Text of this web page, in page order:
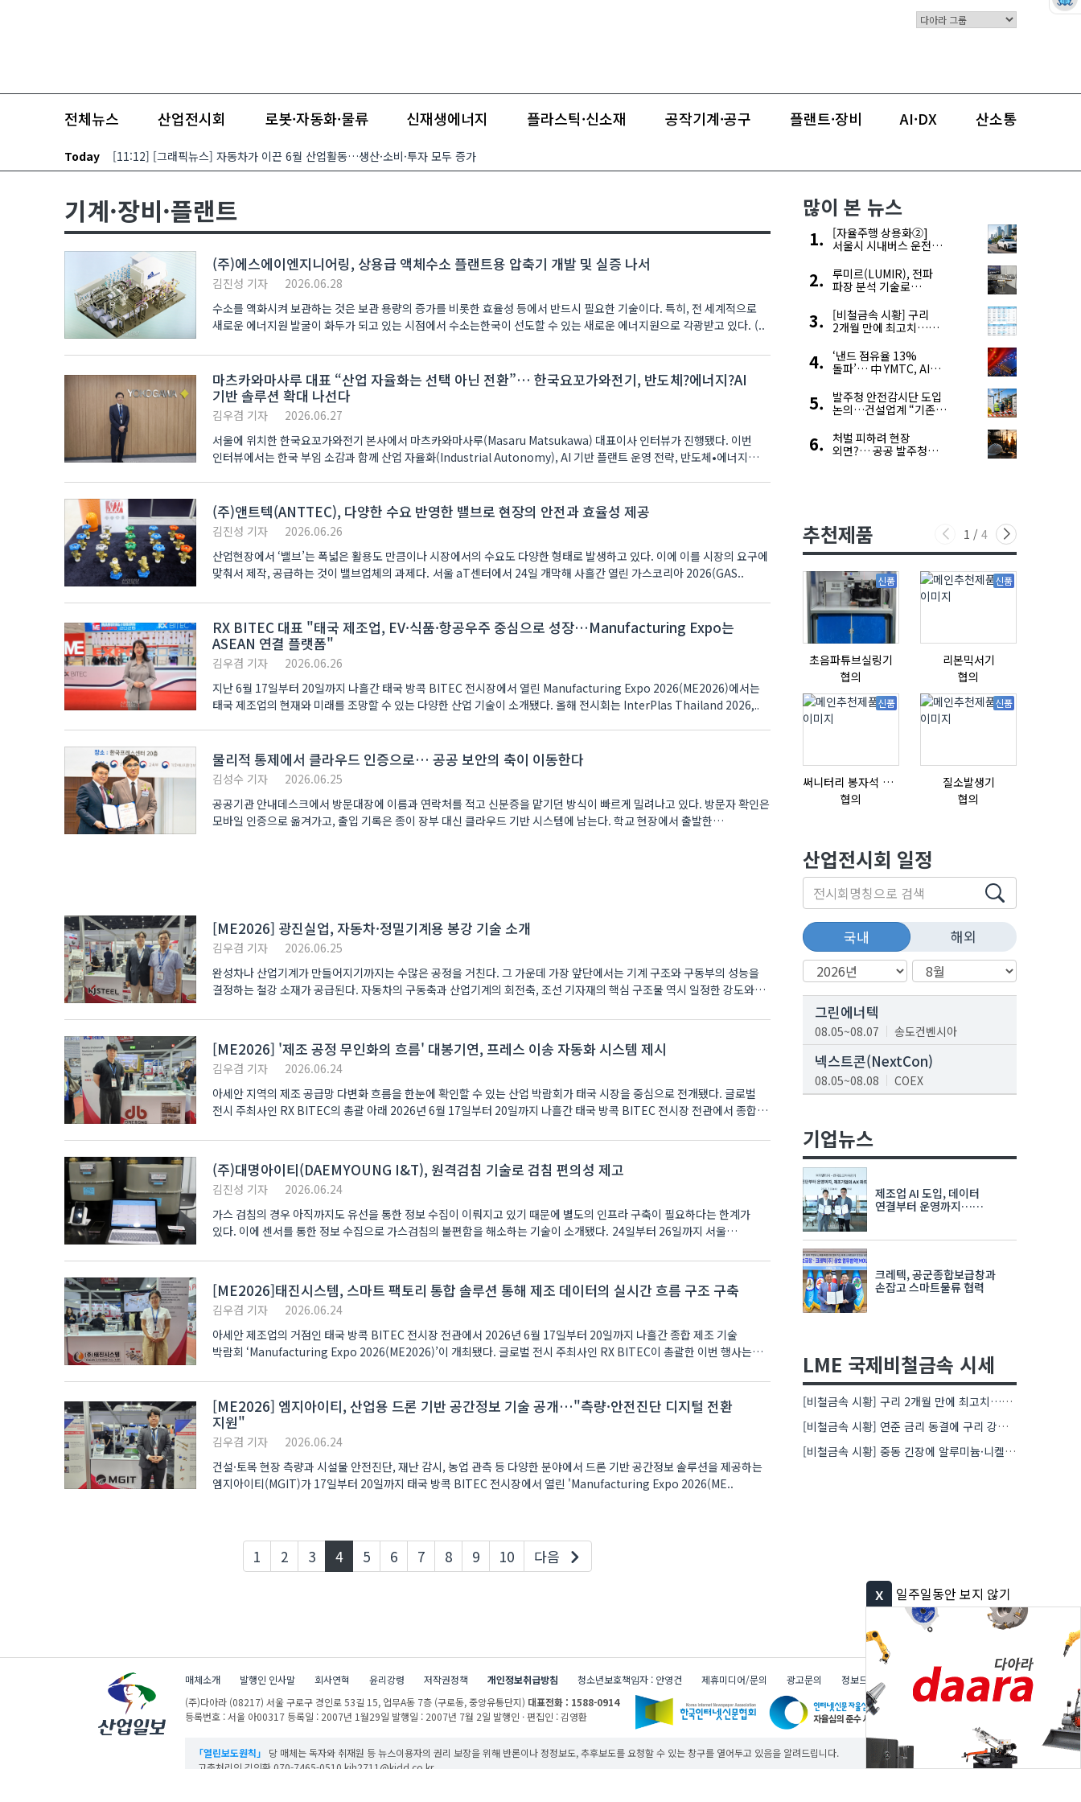
전체뉴스 산업전시회 로봇·자동화·물류 신재생에너지 플라스틱·신소재 공작기계·공구 플랜트·장비 AI·DX 산소통
Today [11:12] [그래픽뉴스] 자동차가 이끈 6월 산업활동…생산·소비·투자 모두 증가
기계·장비·플랜트
(주)에스에이엔지니어링, 상용급 액체수소 플랜트용 압축기 개발 및 실증 나서
김진성 기자
2026.06.28
수소를 액화시켜 보관하는 것은 보관 용량의 증가를 비롯한 효율성 등에서 반드시 필요한 기술이다. 특히, 전 세계적으로
새로운 에너지원 발굴이 화두가 되고 있는 시점에서 수소는한국이 선도할 수 있는 새로운 에너지원으로 각광받고 있다. (..
마츠카와마사루 대표 “산업 자율화는 선택 아닌 전환”… 한국요꼬가와전기, 반도체?에너지?AI
기반 솔루션 확대 나선다
김우겸 기자
2026.06.27
서울에 위치한 한국요꼬가와전기 본사에서 마츠카와마사루(Masaru Matsukawa) 대표이사 인터뷰가 진행됐다. 이번
인터뷰에서는 한국 부임 소감과 함께 산업 자율화(Industrial Autonomy), AI 기반 플랜트 운영 전략, 반도체•에너지
(주)앤트텍(ANTTEC), 다양한 수요 반영한 밸브로 현장의 안전과 효율성 제공
김진성 기자
2026.06.26
산업현장에서 ‘밸브’는 폭넓은 활용도 만큼이나 시장에서의 수요도 다양한 형태로 발생하고 있다. 이에 이를 시장의 요구에
맞춰서 제작, 공급하는 것이 밸브업체의 과제다. 서울 aT센터에서 24일 개막해 사흘간 열린 가스코리아 2026(GAS..
RX BITEC 대표 "태국 제조업, EV·식품·항공우주 중심으로 성장…Manufacturing Expo는
ASEAN 연결 플랫폼"
김우겸 기자
2026.06.26
지난 6월 17일부터 20일까지 나흘간 태국 방콕 BITEC 전시장에서 열린 Manufacturing Expo 2026(ME2026)에서는
태국 제조업의 현재와 미래를 조망할 수 있는 다양한 산업 기술이 소개됐다. 올해 전시회는 InterPlas Thailand 2026,..
물리적 통제에서 클라우드 인증으로… 공공 보안의 축이 이동한다
김성수 기자
2026.06.25
공공기관 안내데스크에서 방문대장에 이름과 연락처를 적고 신분증을 맡기던 방식이 빠르게 밀려나고 있다. 방문자 확인은
모바일 인증으로 옮겨가고, 출입 기록은 종이 장부 대신 클라우드 기반 시스템에 남는다. 학교 현장에서 출발한
[ME2026] 광진실업, 자동차·정밀기계용 봉강 기술 소개
김우겸 기자
2026.06.25
완성차나 산업기계가 만들어지기까지는 수많은 공정을 거친다. 그 가운데 가장 앞단에서는 기계 구조와 구동부의 성능을
결정하는 철강 소재가 공급된다. 자동차의 구동축과 산업기계의 회전축, 조선 기자재의 핵심 구조물 역시 일정한 강도와
[ME2026] '제조 공정 무인화의 흐름' 대봉기연, 프레스 이송 자동화 시스템 제시
김우겸 기자
2026.06.24
아세안 지역의 제조 공급망 다변화 흐름을 한눈에 확인할 수 있는 산업 박람회가 태국 시장을 중심으로 전개됐다. 글로벌
전시 주최사인 RX BITEC의 총괄 아래 2026년 6월 17일부터 20일까지 나흘간 태국 방콕 BITEC 전시장 전관에서 종합
(주)대명아이티(DAEMYOUNG I&T), 원격검침 기술로 검침 편의성 제고
김진성 기자
2026.06.24
가스 검침의 경우 아직까지도 유선을 통한 정보 수집이 이뤄지고 있기 때문에 별도의 인프라 구축이 필요하다는 한계가
있다. 이에 센서를 통한 정보 수집으로 가스검침의 불편함을 해소하는 기술이 소개됐다. 24일부터 26일까지 서울
[ME2026]태진시스템, 스마트 팩토리 통합 솔루션 통해 제조 데이터의 실시간 흐름 구조 구축
김우겸 기자
2026.06.24
아세안 제조업의 거점인 태국 방콕 BITEC 전시장 전관에서 2026년 6월 17일부터 20일까지 나흘간 종합 제조 기술
박람회 ‘Manufacturing Expo 2026(ME2026)’이 개최됐다. 글로벌 전시 주최사인 RX BITEC이 총괄한 이번 행사는
[ME2026] 엠지아이티, 산업용 드론 기반 공간정보 기술 공개…"측량·안전진단 디지털 전환
지원"
김우겸 기자
2026.06.24
건설·토목 현장 측량과 시설물 안전진단, 재난 감시, 농업 관측 등 다양한 분야에서 드론 기반 공간정보 솔루션을 제공하는
엠지아이티(MGIT)가 17일부터 20일까지 태국 방콕 BITEC 전시장에서 열린 'Manufacturing Expo 2026(ME..
1 2 3 4현재페이지
5 6 7 8 9 10 다음
많이 본 뉴스
[자율주행 상용화②]
서울시 시내버스 운전자
해결한다
루미르(LUMIR), 전파
파장 분석 기술로
[비철금속 시황] 구리
2개월 만에 최고치…
우려 확대
‘낸드 점유율 13%
돌파’… 中 YMTC, AI
4위 맹추격
발주청 안전감시단 도입
논의…건설업계 “기존
처벌 피하려 현장
외면?… 공공 발주청
추천제품 1 / 4
신품
초음파튜브실링기
협의
신품
리본믹서기
협의
신품
써니터리 봉자석 세트 SPECIAL , 봉자석 , 자석봉 , 호퍼용자석 , 전자석
협의
신품
질소발생기
협의
산업전시회 일정
국내 해외
그린에너텍
08.05~08.07 송도컨벤시아
넥스트콘(NextCon)
08.05~08.08 COEX
08.19~08.21
K-PRINT
08.19~08.22
자율주행모빌리티산업전
08.25~08.27
차세대 반도체 패키징 산업전
08.26~08.28 수원컨벤션센터
기업뉴스
제조업 AI 도입, 데이터
연결부터 운영까지…
크레텍, 공군종합보급창과
손잡고 스마트물류 협력
LME 국제비철금속 시세
[비철금속 시황] 구리 2개월 만에 최고치…재고 감소에 공급 부족 우려 확대
[비철금속 시황] 연준 금리 동결에 구리 강세…공급 부족 우려도 가격 지지
[비철금속 시황] 중동 긴장에 알루미늄·니켈 강세…구리는 FOMC 경계 속 하락
무료 무료 무료
x 일주일동안 보지 않기
매체소개 발행인 인사말 회사연혁 윤리강령 저작권정책 개인정보취급방침 청소년보호책임자 : 안영건 제휴미디어/문의 광고문의
정보드림
(주)다아라 (08217) 서울 구로구 경인로 53길 15,업무A동 7층 (구로동, 중앙유통단지) 대표전화 : 1588-0914
등록번호 : 서울 아00317 등록일 : 2007년 1월29일 발행일 : 2007년 7월 2일 발행인 · 편집인 : 김영환
「열린보도원칙」
당 매체는 독자와 취재원 등 뉴스이용자의 권리 보장을 위해 반론이나 정정보도, 추후보도를 요청할 수 있는 창구를 열어두고 있음을 알려드립니다.
고충처리인 김인환 070-7465-0510 kih2711@kidd.co.kr